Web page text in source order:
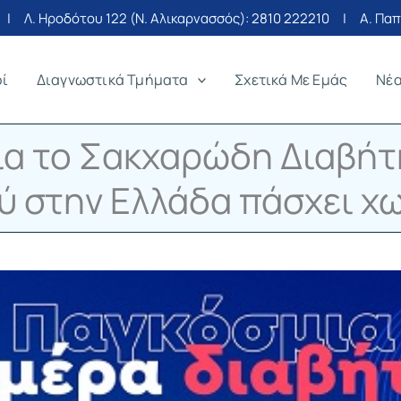
| Λ. Ηροδότου 122 (Ν. Αλικαρνασσός):2810 222210 | Α.
Διαγνωστικά Τμήματα Σχετικά Με Εμάς
το Σακχαρώδη
Ελλάδα πάσχει